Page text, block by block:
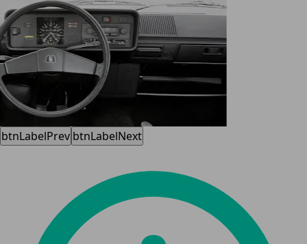
btnLabelPrev btnLabelNext